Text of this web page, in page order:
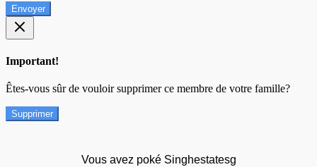
Envoyer
Important!
Êtes-vous sûr de vouloir supprimer ce membre de votre famille?
Supprimer
Vous avez poké Singhestatesg